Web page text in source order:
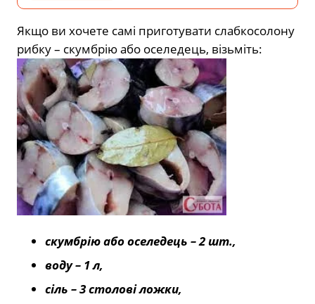
Якщо ви хочете самі приготувати слабкосолону
рибку – скумбрію або оселедець, візьміть:
скумбрію або оселедець – 2 шт.,
воду – 1 л,
сіль – 3 столові ложки,